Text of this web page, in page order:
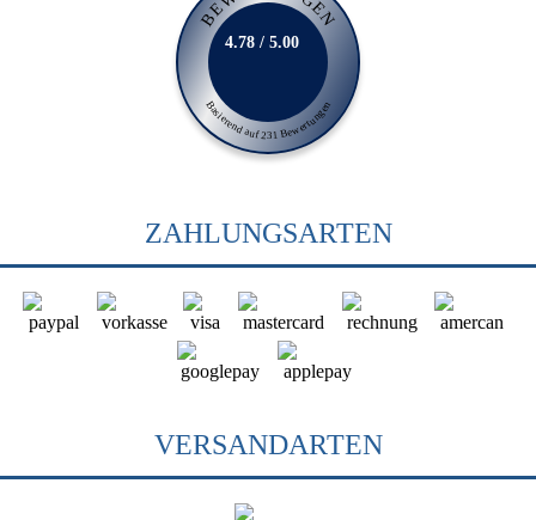
Basierend auf 231 Bewertungen
4.78 / 5.00
ZAHLUNGSARTEN
VERSANDARTEN